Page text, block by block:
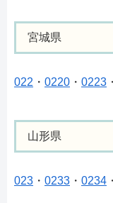
宮城県
022 ・ 0220 ・ 0223 ・
山形県
023 ・ 0233 ・ 0234 ・